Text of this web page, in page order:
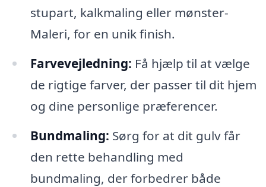
stupart, kalkmaling eller mønster-
Maleri, for en unik finish.
Farvevejledning: Få hjælp til at vælge
de rigtige farver, der passer til dit hjem
og dine personlige præferencer.
Bundmaling: Sørg for at dit gulv får
den rette behandling med
bundmaling, der forbedrer både